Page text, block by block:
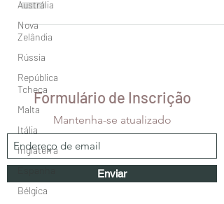
Formulário de Inscrição
Mantenha-se atualizado
Enviar
Austrália
Nova
Zelândia
Rússia
República
Tcheca
Malta
Itália
Inglaterra
Bélgica